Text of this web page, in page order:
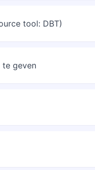
tool: DBT)
te geven